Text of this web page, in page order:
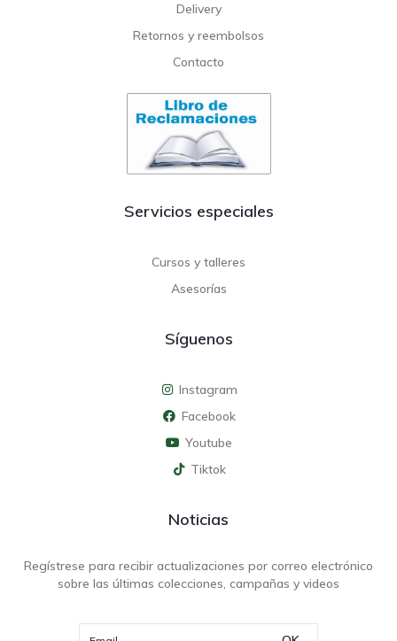
Delivery
Retornos y reembolsos
Contacto
Servicios especiales
Cursos y talleres
Asesorías
Síguenos
Instagram
Facebook
Youtube
Tiktok
Noticias
Regístrese para recibir actualizaciones por correo electrónico
sobre las últimas colecciones, campañas y videos